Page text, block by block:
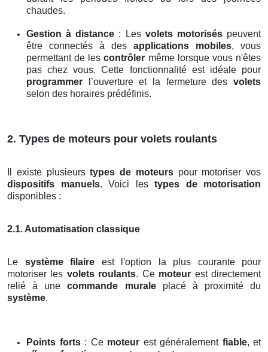
chaudes.
Gestion à distance : Les volets motoriséspeuvent
être connectés à des applications mobiles, vous
permettant de lescontrôler même lorsque vous n'êtes
pas chez vous. Cette fonctionnalité est idéale pour
programmer l’ouverture et la fermeture des volets
selon des horaires prédéfinis.
2. Types de moteurs pour volets roulants
Il existe plusieurstypes de moteurspour motoriser vos
dispositifs manuels. Voici les types de motorisation
disponibles :
2.1. Automatisation classique
Le système filaire est l'option la plus courante pour
motoriser les volets roulants. Ce moteur est directement
relié à unecommande muraleplacé à proximité du
système.
Points forts: Ce moteur est généralement fiable, et